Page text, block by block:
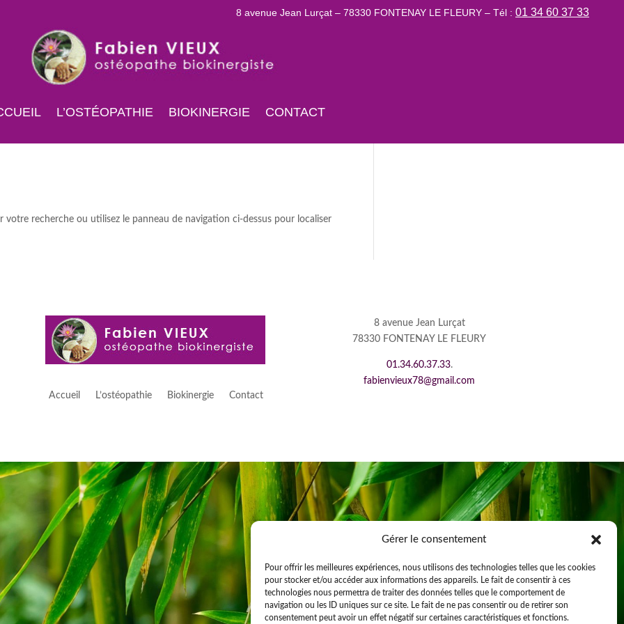
Gérer le consentement
Pour offrir les meilleures expériences, nous utilisons des technologies telles que les cookies
pour stocker et/ou accéder aux informations des appareils. Le fait de consentir à ces
technologies nous permettra de traiter des données telles que le comportement de
navigation ou les ID uniques sur ce site. Le fait de ne pas consentir ou de retirer son
consentement peut avoir un effet négatif sur certaines caractéristiques et fonctions.
8 avenue Jean Lurçat – 78330 FONTENAY LE FLEURY – Tél : 01 34 60 37 33
L’OSTÉOPATHIE BIOKINERGIE CONTACT
votre recherche ou utilisez le panneau de navigation ci-dessus pour localiser
Accueil L’ostéopathie Biokinergie Contact
8 avenue Jean Lurçat
78330 FONTENAY LE FLEURY
01.34.60.37.33.
fabienvieux78@gmail.com